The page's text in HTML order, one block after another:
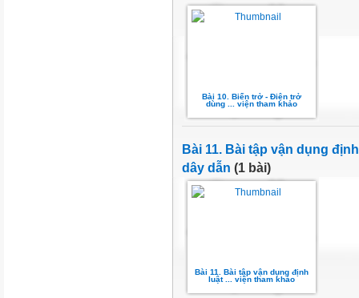
Bài 10. Biến trở - Điện trở
dùng ... viện tham khảo
Bài 11. Bài tập vận dụng
dây dẫn (1 bài)
Bài 11. Bài tập vận dụng định
luật ... viện tham khảo